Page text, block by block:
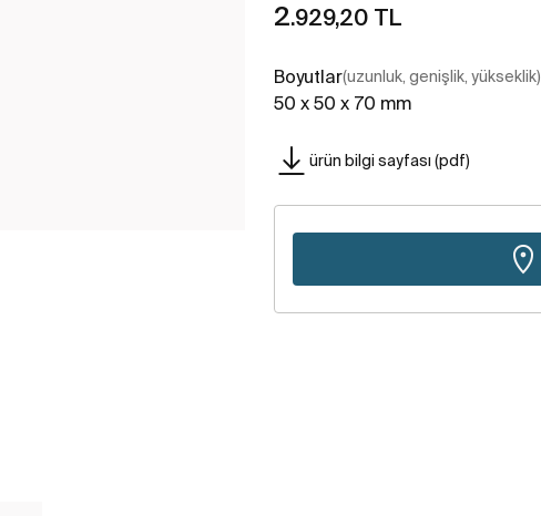
2.929,20 TL
Boyutlar(uzunluk, genişlik, yükseklik)
50 x 50 x 70 mm
ürün bilgi sayfası (pdf)